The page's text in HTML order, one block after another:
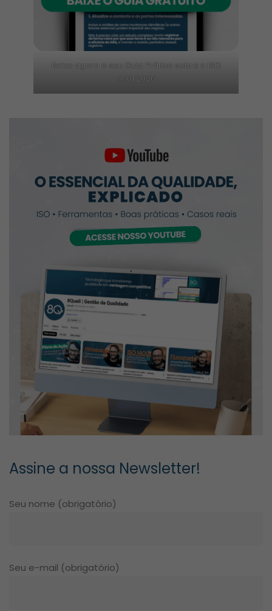
Baixe agora o seu Guia Prático sobre a ISO
9001:2026
Assine a nossa Newsletter!
Seu nome (obrigatório)
Seu e-mail (obrigatório)